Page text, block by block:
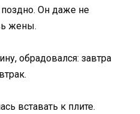
Он даже не
жены.
обрадовался: завтра
вставать к плите.